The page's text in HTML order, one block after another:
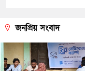
জনপ্রিয় সংবাদ